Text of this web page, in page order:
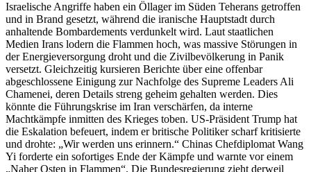
Israelische Angriffe haben ein Öllager im Süden Teherans getroffen
und in Brand gesetzt, während die iranische Hauptstadt durch
anhaltende Bombardements verdunkelt wird. Laut staatlichen
Medien Irans lodern die Flammen hoch, was massive Störungen in
der Energieversorgung droht und die Zivilbevölkerung in Panik
versetzt. Gleichzeitig kursieren Berichte über eine offenbar
abgeschlossene Einigung zur Nachfolge des Supreme Leaders Ali
Chamenei, deren Details streng geheim gehalten werden. Dies
könnte die Führungskrise im Iran verschärfen, da interne
Machtkämpfe inmitten des Krieges toben. US-Präsident Trump hat
die Eskalation befeuert, indem er britische Politiker scharf kritisierte
und drohte: „Wir werden uns erinnern.“ Chinas Chefdiplomat Wang
Yi forderte ein sofortiges Ende der Kämpfe und warnte vor einem
„Naher Osten in Flammen“. Die Bundesregierung zieht derweil